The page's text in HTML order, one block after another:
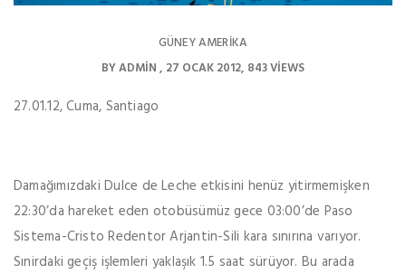
GÜNEY AMERIKA
BYADMIN 27 OCAK 2012 843 VIEWS
27.01.12, Cuma, Santiago
Damağımızdaki Dulce de Leche etkisini henüz yitirmemişken
22:30’da hareket eden otobüsümüz gece 03:00’de Paso
Sistema-Cristo Redentor Arjantin-Sili kara sınırına varıyor.
Sınirdaki geçiş işlemleri yaklaşık 1.5 saat sürüyor. Bu arada